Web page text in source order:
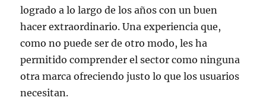
logrado a lo largo de los años con un buen
hacer extraordinario. Una experiencia que,
como no puede ser de otro modo, les ha
permitido comprender el sector como ninguna
otra marca ofreciendo justo lo que los usuarios
necesitan.